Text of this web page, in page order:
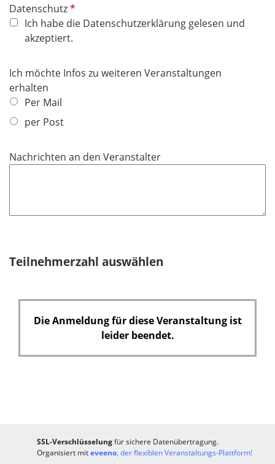
DatenschutzP
f
l
h
d
Ich habe die Datenschutzerklärung gelesen und
akzeptiert.
Ich möchte Infos zu weiteren Veranstaltungen
erhalten
Per Mail
per Post
Nachrichten an den Veranstalter
Teilnehmerzahl auswählen
Die Anmeldung für diese Veranstaltung ist
leider beendet.
SSL-Verschlüsselungfür sichere Datenübertragung.
Organisiert miteveeno, der flexiblen Veranstaltungs-Plattform!